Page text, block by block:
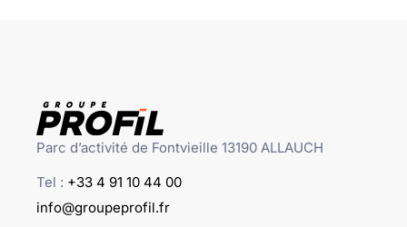
Parc d’activité de Fontvieille 13190 ALLAUCH
Tel : +33 4 91 10 44 00
info@groupeprofil.fr